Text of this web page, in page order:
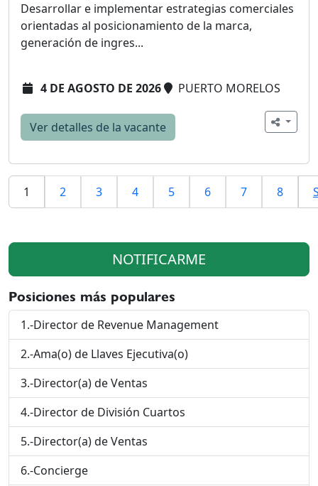
Desarrollar e implementar estrategias comerciales
orientadas al posicionamiento de la marca,
generación de ingres...
4 DE AGOSTO DE 2026 PUERTO MORELOS
Ver detalles de la vacante
1 2 3 4 5 6 7 8
NOTIFICARME
Posiciones más populares
1.-Director de Revenue Management
2.-Ama(o) de Llaves Ejecutiva(o)
3.-Director(a) de Ventas
4.-Director de División Cuartos
5.-Director(a) de Ventas
6.-Concierge